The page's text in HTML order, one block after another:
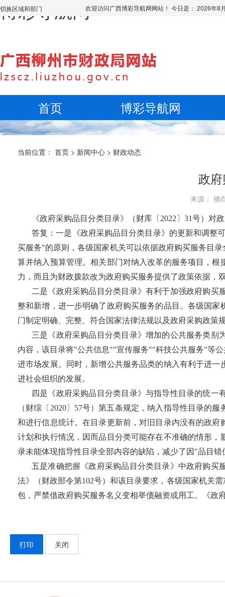
博彩导航网
切换区域和部门 欢迎访问广西博彩导航网网站！ 今日是： 2026年
首页 博彩导航网
当前位置： 首页 > 新闻中心 > 财政动态
政
来源： 摘
《政府采购品目分类目录》（财库〔2022〕31号）对
答复：一是《政府采购品目分类目录》的更新和调整
买服务"的原则，各级国家机关可以依据政府购买服务目
算并纳入预算管理。相关部门对纳入改革的服务项目，
力，而且为财政拨款改为政府购买服务提供了政策依据，
二是《政府采购品目分类目录》有利于加强政府购
整和新增，进一步明确了政府购买服务的品目。各级国
门制定明确、完整、符合国家法律法规以及政府采购政策
三是《政府采购品目分类目录》增加的公共服务类
内容，该目录将"公共信息""宣传服务""科技公共服务"等
进市场发展。同时，新增公共服务品类的纳入有利于进
进社会组织的发展。
四是《政府采购品目分类目录》与指导性目录的统
（财综〔2020〕57号）第五条规定，纳入指导性目录的
和进行信息统计。在目录更新前，对旧目录内没有的政
计划和执行情况，因而品目分类可能存在不准确的情形
录未能体现指导性目录全部内容的缺陷，减少了因"品目
五是准确把握《政府采购品目分类目录》中政府购
法》（财政部令第102号）和该目录要求，各级国家机关
包，严禁借政府购买服务名义变相举债融资或用工。《政
打印 关闭